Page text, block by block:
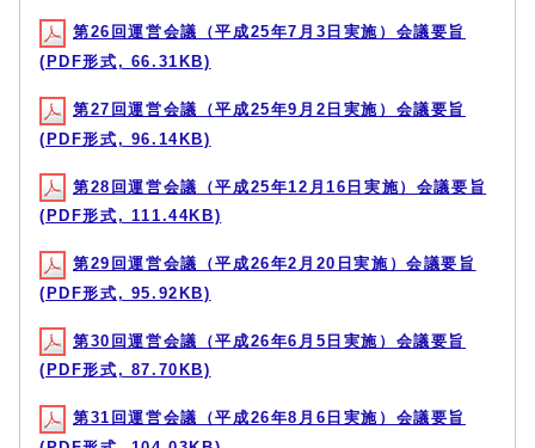
第26回運営会議（平成25年7月3日実施）会議要旨
(PDF形式, 66.31KB)
第27回運営会議（平成25年9月2日実施）会議要旨
(PDF形式, 96.14KB)
第28回運営会議（平成25年12月16日実施）会議要旨
(PDF形式, 111.44KB)
第29回運営会議（平成26年2月20日実施）会議要旨
(PDF形式, 95.92KB)
第30回運営会議（平成26年6月5日実施）会議要旨
(PDF形式, 87.70KB)
第31回運営会議（平成26年8月6日実施）会議要旨